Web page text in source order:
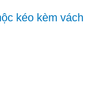
kéo kèm vách